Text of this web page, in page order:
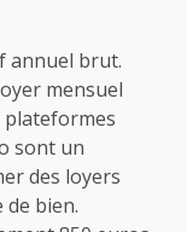
annuel brut.
mensuel
plateformes
sont un
des loyers
bien.